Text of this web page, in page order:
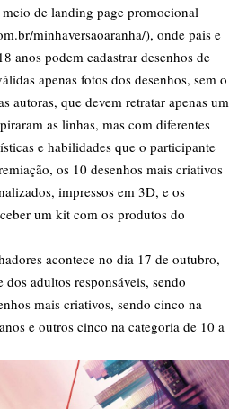
de landing page promocional
minhaversaoaranha/), onde pais e
anos podem cadastrar desenhos de
apenas fotos dos desenhos, sem o
autoras, que devem retratar apenas um
as linhas, mas com diferentes
e habilidades que o participante
os 10 desenhos mais criativos
impressos em 3D, e os
um kit com os produtos do
acontece no dia 17 de outubro,
adultos responsáveis, sendo
mais criativos, sendo cinco na
e outros cinco na categoria de 10 a